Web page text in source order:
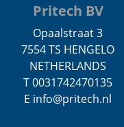
Pritech BV
Opaalstraat 3
7554 TS HENGELO
NETHERLANDS
T 0031742470135
E info@pritech.nl